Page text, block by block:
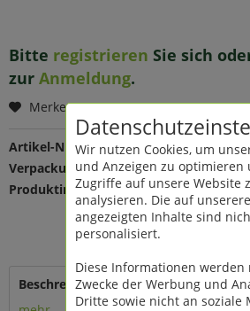
Bitte registrieren Sie sich
zur Anmeldung.
Merken
Artikel-Nr.:
203418
Verpackungseinheit:
1 St
Produktinfo:
Farbe: pink
Maße: Ø 24,5 H
Material: Zink
mit Holzhenkel,
Beschreibung
Wir nutzen Cookies, um
und Anzeigen zu optimieren
Zugriffe auf unsere Website
analysieren. Die auf
angezeigten Inhalte sind
personalisiert.
Diese Informationen werden
Zwecke der Werbung und
Dritte sowie nicht an soziale